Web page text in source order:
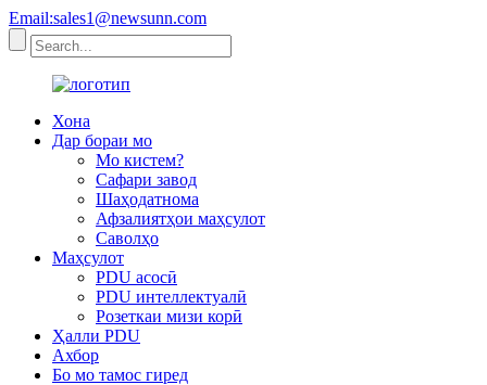
Email:sales1@newsunn.com
Хона
Дар бораи мо
Мо кистем?
Сафари завод
Шаҳодатнома
Афзалиятҳои маҳсулот
Саволҳо
Маҳсулот
PDU асосӣ
PDU интеллектуалӣ
Розеткаи мизи корӣ
Ҳалли PDU
Ахбор
Бо мо тамос гиред